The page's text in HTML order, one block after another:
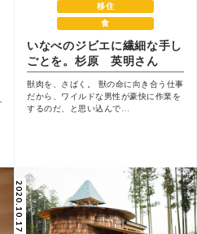
移住
食
いなべのジビエに繊細な手し
ごとを。杉原 英明さん
獣肉を、さばく。 獣の命に向き合う仕事
だから、ワイルドな男性が豪快に作業を
するのだ、と思い込んで...
2020.10.17